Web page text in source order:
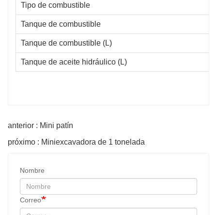
Tipo de combustible
Tanque de combustible
Tanque de combustible (L)
Tanque de aceite hidráulico (L)
anterior : Mini patín
próximo : Miniexcavadora de 1 tonelada
Nombre
Correo